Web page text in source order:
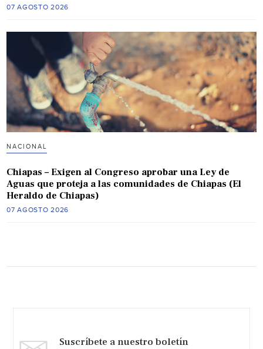
07 AGOSTO 2026
NACIONAL
Chiapas – Exigen al Congreso aprobar una Ley de
Aguas que proteja a las comunidades de Chiapas (El
Heraldo de Chiapas)
07 AGOSTO 2026
Suscríbete a nuestro boletín